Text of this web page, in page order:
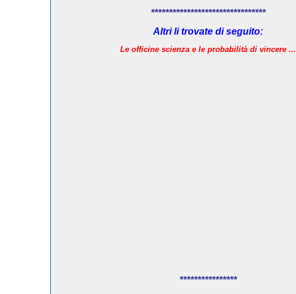
********************************
Altri li trovate di seguito:
Le officine scienza e le probabilità di vincere ...
****************